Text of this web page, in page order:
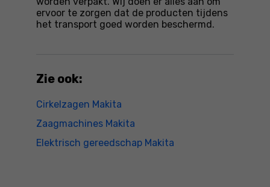
ervoor te zorgen dat de producten tijdens
het transport goed worden beschermd.
Zie ook:
Cirkelzagen Makita
Zaagmachines Makita
Elektrisch gereedschap Makita